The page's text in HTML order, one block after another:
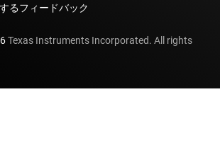
るフィードバック
Texas Instruments Incorporated. All rights